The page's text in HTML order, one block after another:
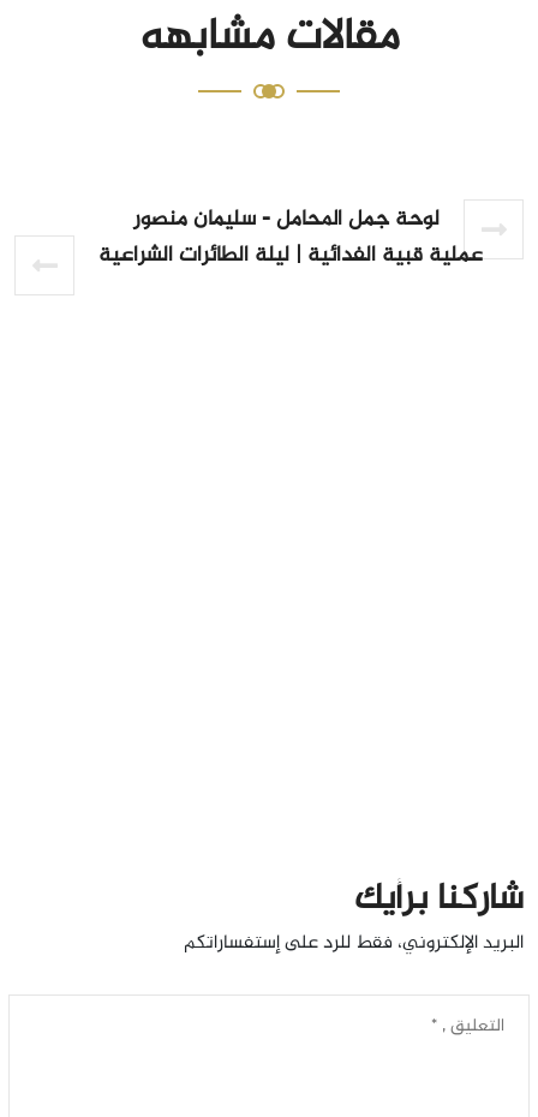
مقالات مشابهه
لوحة جمل المحامل - سليمان منصور
عملية قبية الفدائية | ليلة الطائرات الشراعية
شاركنا برأيك
البريد الإلكتروني، فقط للرد على إستفساراتكم